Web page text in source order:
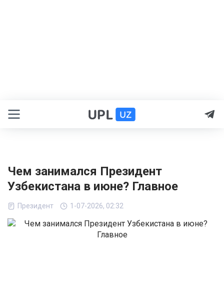
Чем занимался Президент
Узбекистана в июне? Главное
Президент 1-07-2026, 02:32